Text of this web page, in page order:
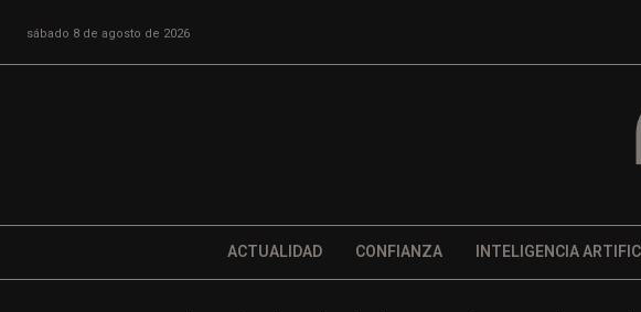
sábado 8 de agosto de 2026
ACTUALIDAD CONFIANZA INTELIGENCIA